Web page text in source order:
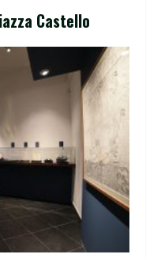
Castello